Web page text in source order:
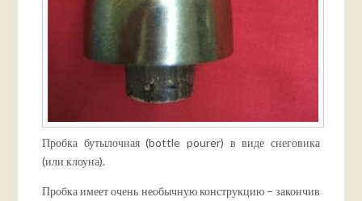
Пробка бутылочная (bottle pourer) в виде снеговика
(или клоуна).
Пробка имеет очень необычную конструкцию – закончив